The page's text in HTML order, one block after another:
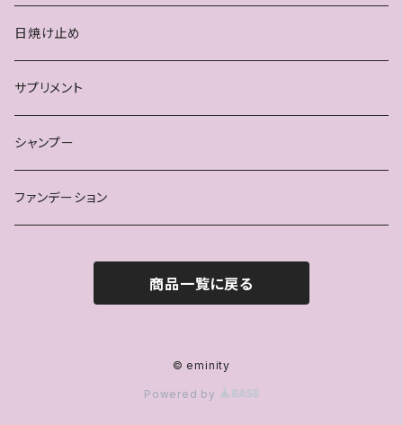
日焼け止め
サプリメント
シャンプー
ファンデーション
商品一覧に戻る
© eminity
Powered by